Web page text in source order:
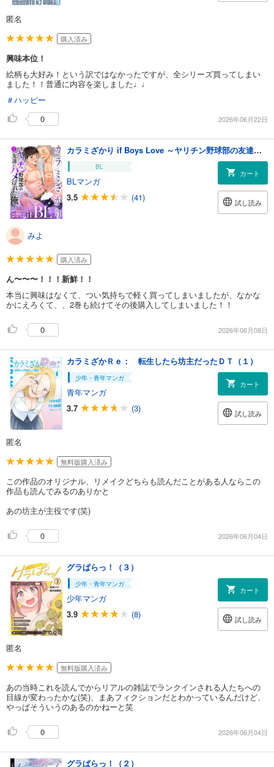
匿名
購入済み
興味本位！
絵柄も大好み！という訳ではなかったですが、全シリーズ買ってしまい
ました！！普通に内容を楽しました♩♩
＃ハッピー
0
2026年06月22日
カラミざかり if Boys Love ～ヤリチン野球部の友達にハメられた俺～（1）
BL
BLマンガ
3.5
(41)
カート
試し読み
みよ
購入済み
ん〜〜〜！！！新鮮！！
本当に興味はなくて、つい気持ちで軽く買ってしまいましたが、なかな
かにえろくて、、2巻も続けてその後購入してしまいました！！
0 2026年06月08日
カラミざかＲｅ： 転生したら坊主だったＤＴ（１）
少年・青年マンガ
青年マンガ
3.7
(3)
カート
試し読み
匿名
無料版購入済み
この作品のオリジナル、リメイクどちらも読んだことがある人ならこの
作品も読んでみるのありかと
あの坊主が主役です(笑)
0 2026年06月04日
グラぱらっ！（３）
少年・青年マンガ
少年マンガ
3.9
(8)
カート
試し読み
匿名
無料版購入済み
あの当時これを読んでからリアルの雑誌でランクインされる人たちへの
目線が変わったかな(笑)、まあフィクションだとわかっているんだけど、
やっぱそういうのあるのかねーと笑
0 2026年06月04日
グラぱらっ！（２）